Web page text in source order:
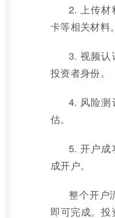
2. 上传
卡等相关材料。
3. 视频认
投资者身份。
4. 风险
估。
5. 开户
成开户。
整个开户
即可完成。